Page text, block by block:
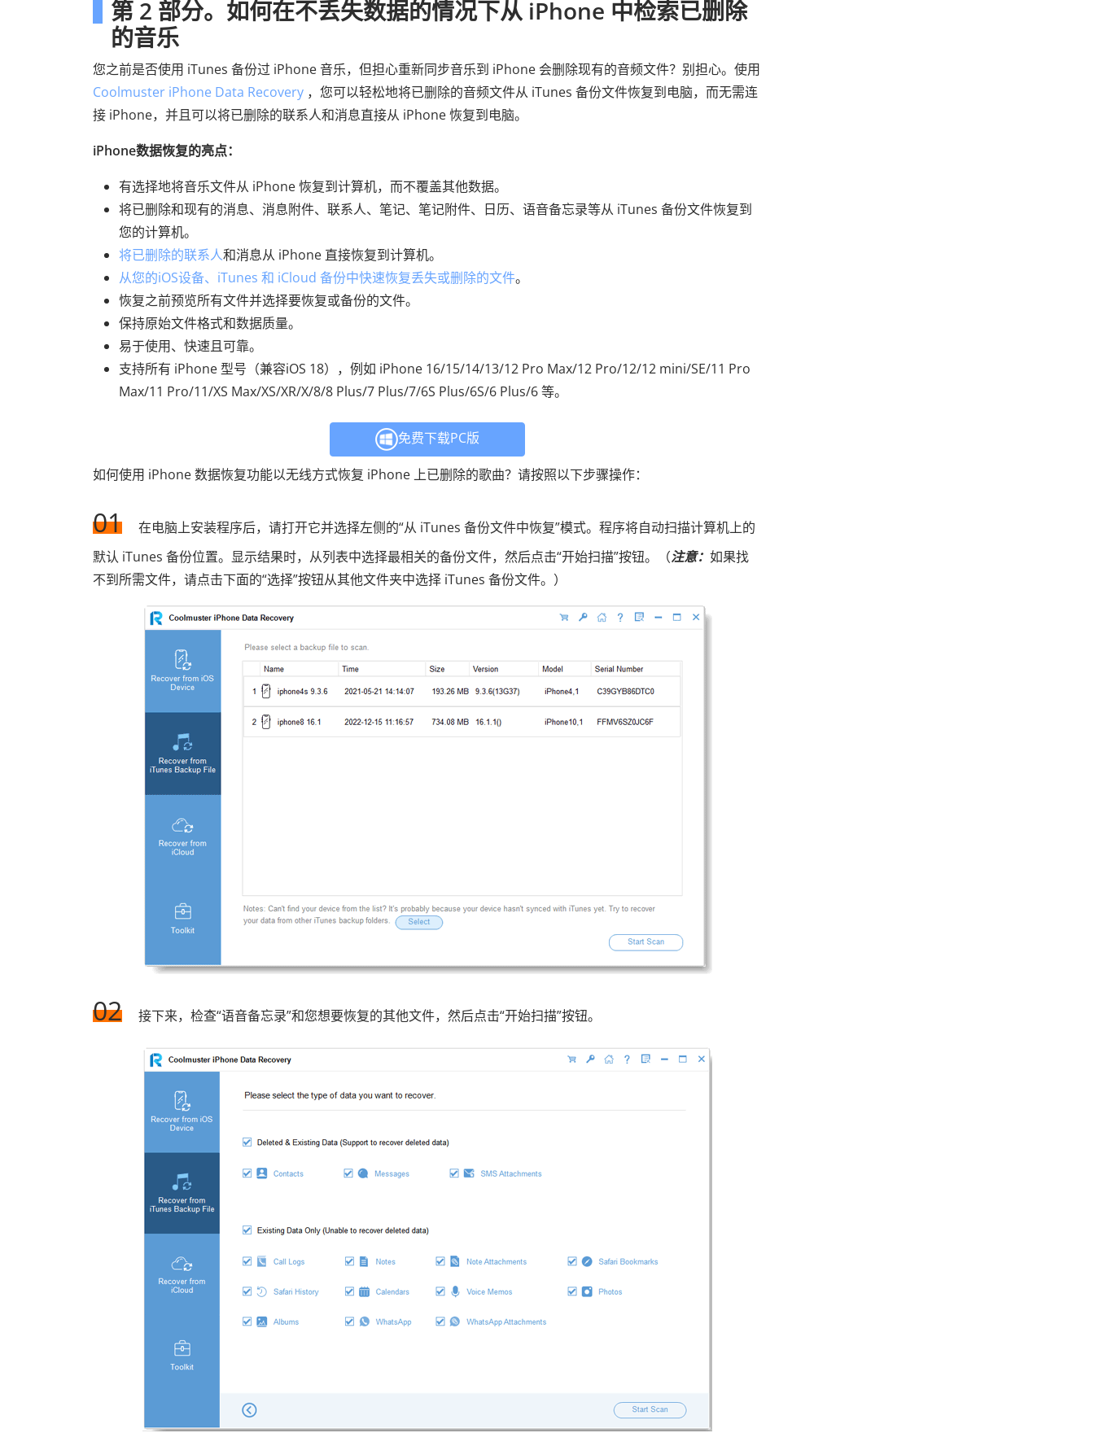
第 2 部分。如何在不丢失数据的情况下从 iPhone 中检索已删除
的音乐
您之前是否使用 iTunes 备份过 iPhone 音乐，但担心重新同步音乐到 iPhone 会删除现有的音频文件？别担心。使用
Coolmuster iPhone Data Recovery ，您可以轻松地将已删除的音频文件从 iTunes 备份文件恢复到电脑，而无需连
接 iPhone，并且可以将已删除的联系人和消息直接从 iPhone 恢复到电脑。
iPhone数据恢复的亮点：
有选择地将音乐文件从 iPhone 恢复到计算机，而不覆盖其他数据。
将已删除和现有的消息、消息附件、联系人、笔记、笔记附件、日历、语音备忘录等从 iTunes 备份文件恢复到
您的计算机。
将已删除的联系人和消息从 iPhone 直接恢复到计算机。
从您的iOS设备、iTunes 和 iCloud 备份中快速恢复丢失或删除的文件。
恢复之前预览所有文件并选择要恢复或备份的文件。
保持原始文件格式和数据质量。
易于使用、快速且可靠。
支持所有 iPhone 型号（兼容iOS 18），例如 iPhone 16/15/14/13/12 Pro Max/12 Pro/12/12 mini/SE/11 Pro
Max/11 Pro/11/XS Max/XS/XR/X/8/8 Plus/7 Plus/7/6S Plus/6S/6 Plus/6 等。
免费下载PC版
如何使用 iPhone 数据恢复功能以无线方式恢复 iPhone 上已删除的歌曲？请按照以下步骤操作：
01
在电脑上安装程序后，请打开它并选择左侧的“从 iTunes 备份文件中恢复”模式。程序将自动扫描计算机上的
默认 iTunes 备份位置。显示结果时，从列表中选择最相关的备份文件，然后点击“开始扫描”按钮。（注意： 如果找
不到所需文件，请点击下面的“选择”按钮从其他文件夹中选择 iTunes 备份文件。）
02 接下来，检查“语音备忘录”和您想要恢复的其他文件，然后点击“开始扫描”按钮。